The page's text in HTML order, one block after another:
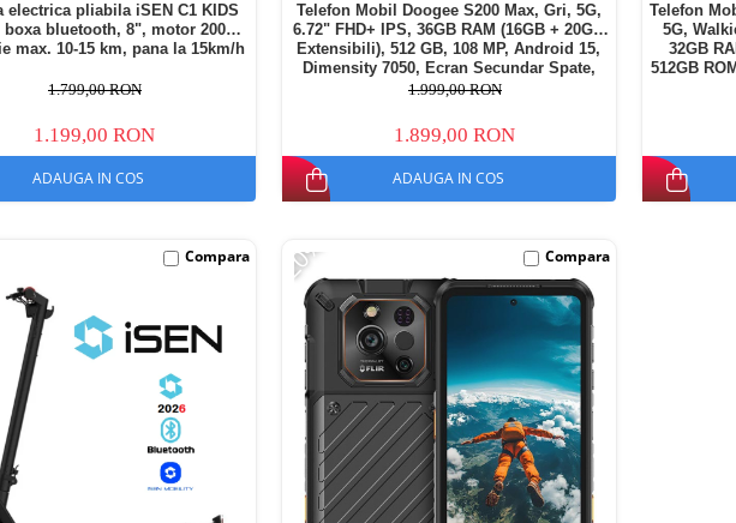
electrica pliabila iSEN C1 KIDS
bluetooth, 8", motor 200W,
max. 10-15 km, pana la 15km/h
1.799,00 RON
1.199,00 RON
ADAUGA IN COS
Telefon Mobil Doogee S200 Max, Gri, 5G,
6.72" FHD+ IPS, 36GB RAM (16GB + 20GB
Extensibili), 512 GB, 108 MP, Android 15,
Dimensity 7050, Ecran Secundar Spate,
Night Vision, 22000mAh, 66W, Dual SIM
1.999,00 RON
1.899,00 RON
ADAUGA IN COS
Telefon
5G, Walkie-talkie, 6.8" FHD+ IPS 120Hz,
32GB
512GB
Compara -20% Compara